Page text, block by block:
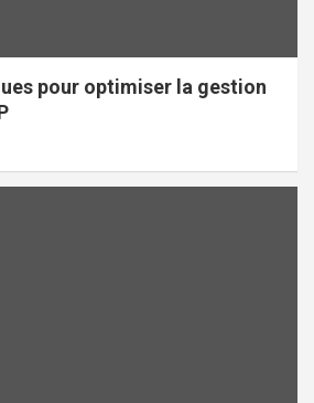
pour optimiser la gestion